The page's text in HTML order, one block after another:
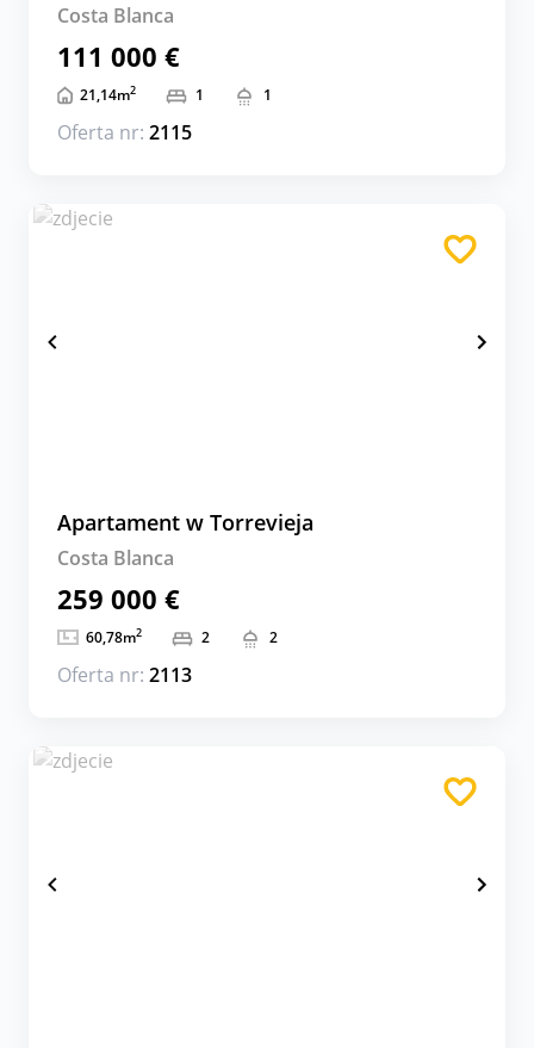
Costa Blanca
111 000 €
21,14m2 1 1
Oferta nr: 2115
Apartament w Torrevieja
Costa Blanca
259 000 €
60,78m2 2 2
Oferta nr: 2113